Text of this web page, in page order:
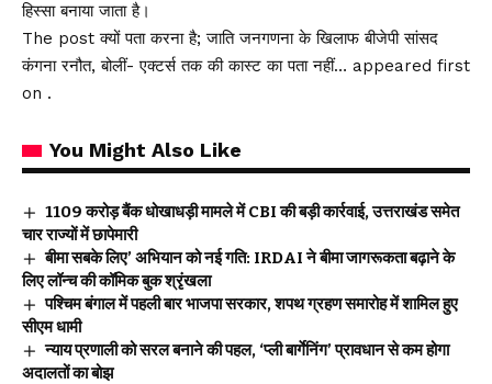
हिस्सा बनाया जाता है।
The post क्यों पता करना है; जाति जनगणना के खिलाफ बीजेपी सांसद
कंगना रनौत, बोलीं- एक्टर्स तक की कास्ट का पता नहीं… appeared first
on .
You Might Also Like
₹1109 करोड़ बैंक धोखाधड़ी मामले में CBI की बड़ी कार्रवाई, उत्तराखंड समेत
चार राज्यों में छापेमारी
बीमा सबके लिए’ अभियान को नई गति: IRDAI ने बीमा जागरूकता बढ़ाने के
लिए लॉन्च की कॉमिक बुक श्रृंखला
पश्चिम बंगाल में पहली बार भाजपा सरकार, शपथ ग्रहण समारोह में शामिल हुए
सीएम धामी
न्याय प्रणाली को सरल बनाने की पहल, ‘प्ली बार्गेनिंग’ प्रावधान से कम होगा
अदालतों का बोझ